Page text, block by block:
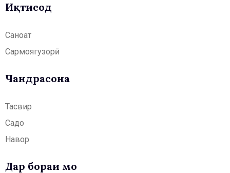
Иқтисод
Саноат
Сармоягузорӣ
Чандрасонаӣ
Тасвир
Садо
Навор
Дар бораи мо